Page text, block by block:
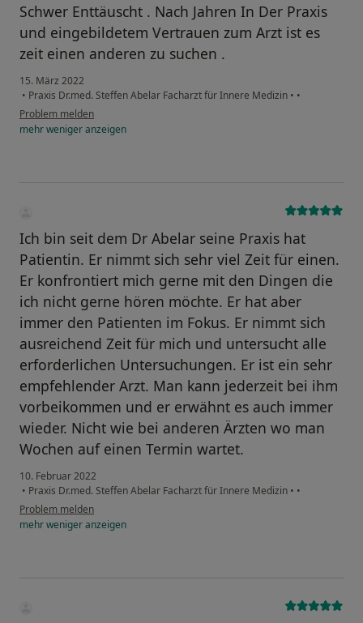
Schwer Enttäuscht . Nach Jahren In Der Praxis
und eingebildetem Vertrauen zum Arzt ist es
zeit einen anderen zu suchen .
15. März 2022
• Praxis Dr.med. Steffen Abelar Facharzt für Innere Medizin • •
Problem melden
mehrwenigeranzeigen
Ich bin seit dem Dr Abelar seine Praxis hat
Patientin. Er nimmt sich sehr viel Zeit für einen.
Er konfrontiert mich gerne mit den Dingen die
ich nicht gerne hören möchte. Er hat aber
immer den Patienten im Fokus. Er nimmt sich
ausreichend Zeit für mich und untersucht alle
erforderlichen Untersuchungen. Er ist ein sehr
empfehlender Arzt. Man kann jederzeit bei ihm
vorbeikommen und er erwähnt es auch immer
wieder. Nicht wie bei anderen Ärzten wo man
Wochen auf einen Termin wartet.
10. Februar 2022
• Praxis Dr.med. Steffen Abelar Facharzt für Innere Medizin • •
Problem melden
mehrwenigeranzeigen